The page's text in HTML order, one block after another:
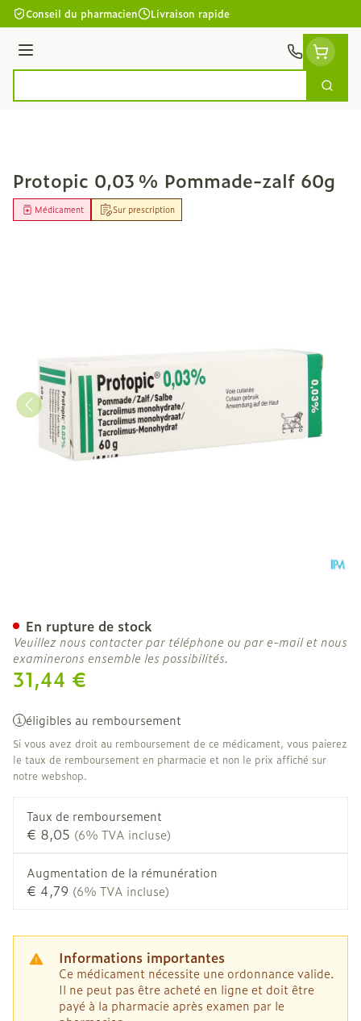
Aller au contenu
Conseil du pharmacien Livraison rapide
Menu
Protopic 0,03 % Pommade-zalf 60g
Sur prescription
Médicament
31,44 €
éligibles au remboursement
Si vous avez droit au remboursement de ce médicament, vous paierez
le taux de remboursement en pharmacie et non le prix affiché sur
notre webshop.
Taux de remboursement
€ 8,05 (6% TVA incluse)
Augmentation de la rémunération
€ 4,79 (6% TVA incluse)
Informations importantes
Ce médicament nécessite une ordonnance valide.
Il ne peut pas être acheté en ligne et doit être
payé à la pharmacie après examen par le
En rupture de stock
Veuillez nous contacter par téléphone ou par e-mail et nous
examinerons ensemble les possibilités.